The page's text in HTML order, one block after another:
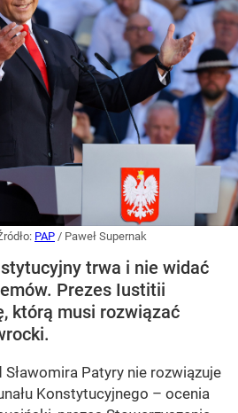
PAP / Paweł Supernak
trwa i nie widać
Prezes Iustitii
którą musi rozwiązać
Patyry nie rozwiązuje
Konstytucyjnego – ocenia